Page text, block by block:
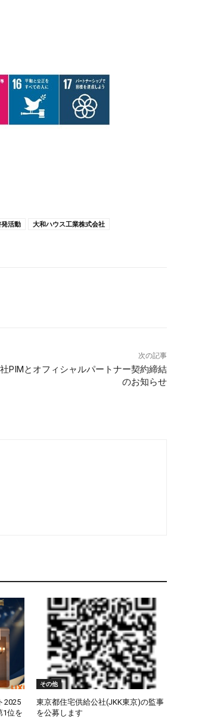
活動
大和ハウス工業株式会社
次の記事
PIMとオフィシャルパートナー契約締結
のお知らせ
2025
1位を
その他
東京都住宅供給公社(JKK東京)の監事
を公募します